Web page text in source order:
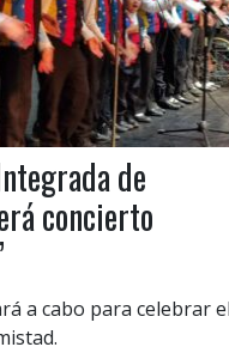
de
concierto
a cabo para celebrar el